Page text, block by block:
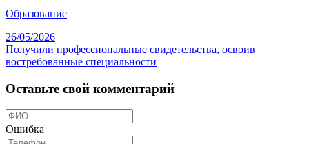
Образование
26/05/2026
Получили профессиональные свидетельства, освоив
востребованные специальности
Оставьте свой комментарий
Ошибка